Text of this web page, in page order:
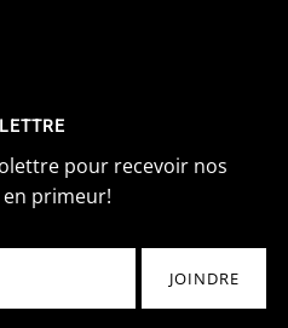
pour recevoir nos
primeur!